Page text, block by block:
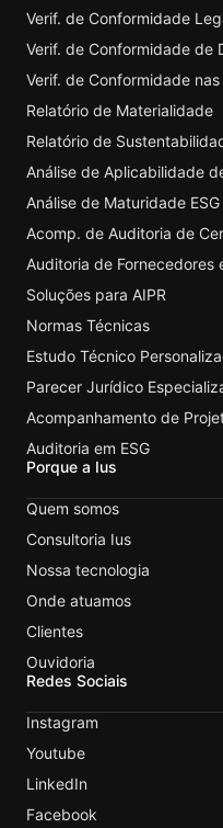
Verif. de Conformidade
Verif. de Conformidade de
Verif. de Conformidade
Relatório de Materialidade
Relatório de
Análise de Aplicabilidade
Análise de Maturidade ESG
Acomp. de Auditoria de
Auditoria de Fornecedores
Soluções para AIPR
Normas Técnicas
Estudo Técnico
Parecer Jurídico
Acompanhamento de
Auditoria em ESG
Porque a Ius
Quem somos
Consultoria Ius
Nossa tecnologia
Onde atuamos
Clientes
Ouvidoria
Redes Sociais
Instagram
Youtube
LinkedIn
Facebook